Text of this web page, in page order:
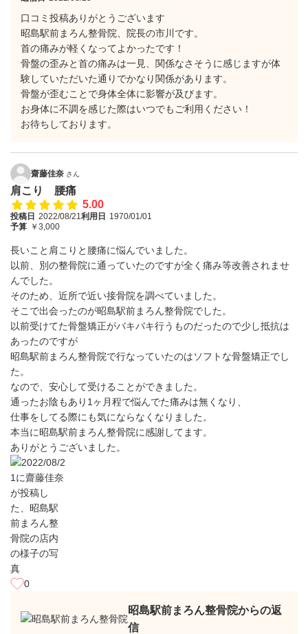
口コミ投稿ありがとうございます
昭島駅前まろん整骨院、院長の市川です。
首の痛みが軽くなってよかったです！
骨盤の歪みと首の痛みは一見、関係なさそうに感じますが体
験していただいた通りでかなり関係があります。
骨盤が歪むことで身体全体に影響が及びます。
お身体に不調を感じた際はいつでもご利用ください！
お待ちしております。
齋藤佳奈 さん
肩こり 腰痛
5.00
投稿日 2022/08/21利用日
1970/01/01
予算 ￥3,000
長いこと肩こりと腰痛に悩んでいました。
以前、別の整骨院に通っていたのですが全く痛み等改善されませ
んでした。
そのため、近所で近い接骨院を調べていました。
そこで出会ったのが昭島駅前まろん整骨院でした。
以前受けてた骨盤矯正がバキバキ行うものだったので少し抵抗は
あったのですが
昭島駅前まろん整骨院で行なっていたのはソフトな骨盤矯正でし
た。
なので、安心して受けることができました。
通ったお陰もあり1ヶ月程で悩んでた痛みは無くなり、
仕事をしてる際にも気にならなくなりました。
本当に昭島駅前まろん整骨院に感謝してます。
ありがとうございました。
0
昭島駅前まろん整骨院からの返
信